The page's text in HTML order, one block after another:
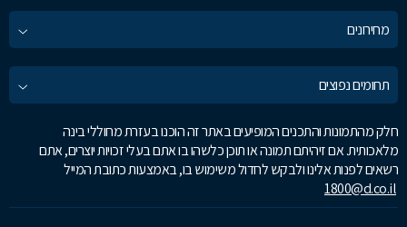
מחירונים
תחומים נפוצים
חלק מהתמונות והתכנים המופיעים באתר זה הוכנו בעזרת מחוללי בינה
מלאכותית. אם זיהיתם תמונה או תוכן כלשהו בו אתם בעלי זכויות יוצרים, אתם
רשאים לפנות אלינו ולבקש לחדול משימוש בו, באמצעות כתובת המייל
1800@d.co.il